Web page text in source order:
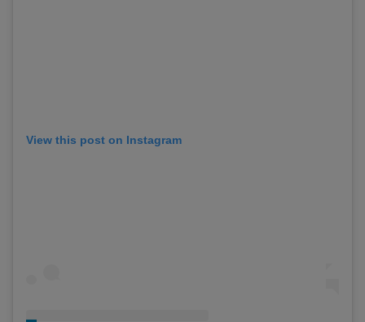
View this post on Instagram